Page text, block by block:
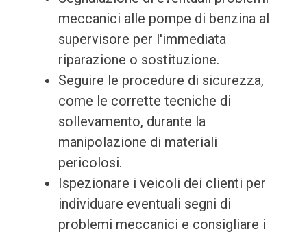
meccanici alle pompe di benzina al
supervisore per l'immediata
riparazione o sostituzione.
Seguire le procedure di sicurezza,
come le corrette tecniche di
sollevamento, durante la
manipolazione di materiali
pericolosi.
Ispezionare i veicoli dei clienti per
individuare eventuali segni di
problemi meccanici e consigliare i